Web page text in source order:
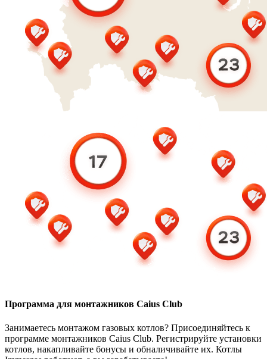
Программа для монтажников Caius Club
Занимаетесь монтажом газовых котлов? Присоединяйтесь к
программе монтажников Caius Club. Регистрируйте установки
котлов, накапливайте бонусы и обналичивайте их. Котлы